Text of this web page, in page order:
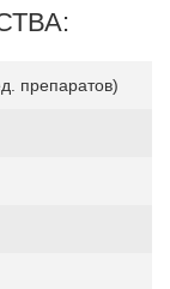
препаратов)